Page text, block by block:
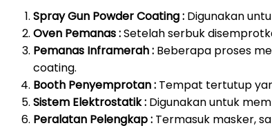
Spray Gun Powder Coating : Digunakan
Oven Pemanas :Setelah serbuk
Pemanas Inframerah : Beberapa proses
coating.
Booth Penyemprotan : Tempat tertutup
Sistem Elektrostatik : Digunakan untuk
Peralatan Pelengkap : Termasuk masker,